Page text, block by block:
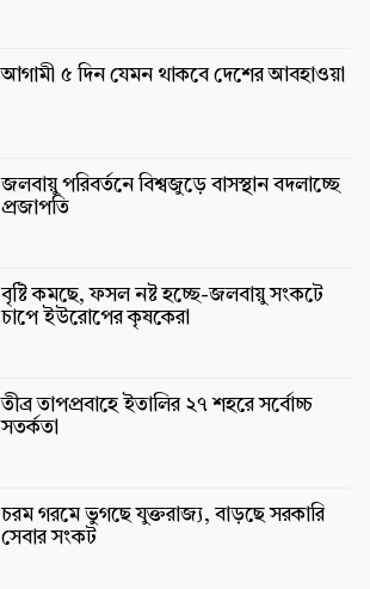
আগামী ৫ দিন যেমন থাকবে দেশের আবহাওয়া
জলবায়ু পরিবর্তনে বিশ্বজুড়ে বাসস্থান বদলাচ্ছে
প্রজাপতি
বৃষ্টি কমছে, ফসল নষ্ট হচ্ছে-জলবায়ু সংকটে
চাপে ইউরোপের কৃষকেরা
তীব্র তাপপ্রবাহে ইতালির ২৭ শহরে সর্বোচ্চ
সতর্কতা
চরম গরমে ভুগছে যুক্তরাজ্য, বাড়ছে সরকারি
সেবার সংকট